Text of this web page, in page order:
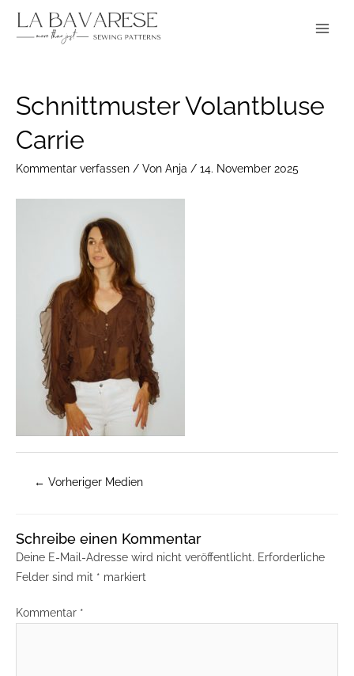
Inhalt
Schnittmuster Volantbluse
Carrie
Kommentar verfassen / Von Anja / 14. November 2025
navigation
← Vorheriger Medien
Schreibe einen Kommentar
Deine E-Mail-Adresse wird nicht veröffentlicht. Erforderliche
Felder sind mit * markiert
Kommentar *